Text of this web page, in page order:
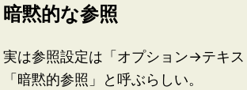
暗黙的な参照
実は参照設定は「オプション→テキ
「暗黙的参照」と呼ぶらしい。